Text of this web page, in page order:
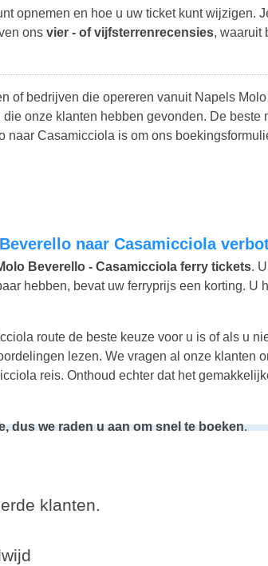
opnemen en hoe u uw ticket kunt wijzigen.
ons vier - of vijfsterrenrecensies, waaruit
of bedrijven die opereren vanuit Napels Molo
onze klanten hebben gevonden. De beste
Casamicciola is om ons
naar Casamicciola
Beverello - Casamicciola ferry tickets.
hebben, bevat uw ferryprijs een korting. U
route de beste keuze voor u is of als u
lezen. We vragen al onze klanten
reis. Onthoud echter dat het
dus we raden u aan om snel te boeken.
klanten.